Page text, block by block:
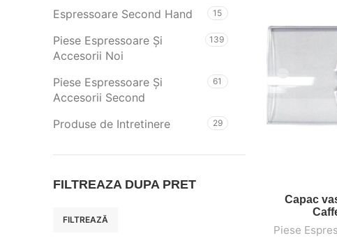
Espressoare Second Hand 15
Piese Espressoare Și
Accesorii Noi
139
Piese Espressoare Și
Accesorii Second
61
Produse de Intretinere 29
FILTREAZA DUPA PRET
FILTREAZĂ
Capac
Piese